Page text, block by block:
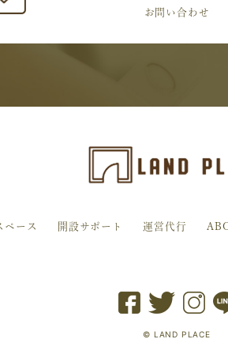
お問い合わせ
ペース 開設サポート 運営代行
© LAND PLACE